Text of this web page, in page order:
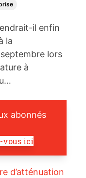
il enfin
la
lors
à
abonnés
vous ici
d’atténuation